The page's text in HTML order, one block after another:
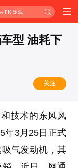
PK 途观
型 油耗下
关注
技术的东风风
年3月25日正式
吸气发动机，其